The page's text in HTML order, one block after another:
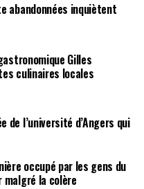
abandonnées inquiètent
Gilles
culinaires locales
de l’université d’Angers qui
occupé par les gens du
malgré la colère